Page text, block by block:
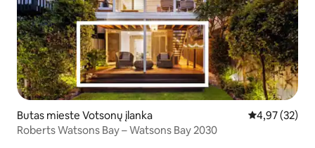
Butas mieste Votsonų įlanka Vidutinis
4,97 (32)
Roberts Watsons Bay – Watsons Bay 2030